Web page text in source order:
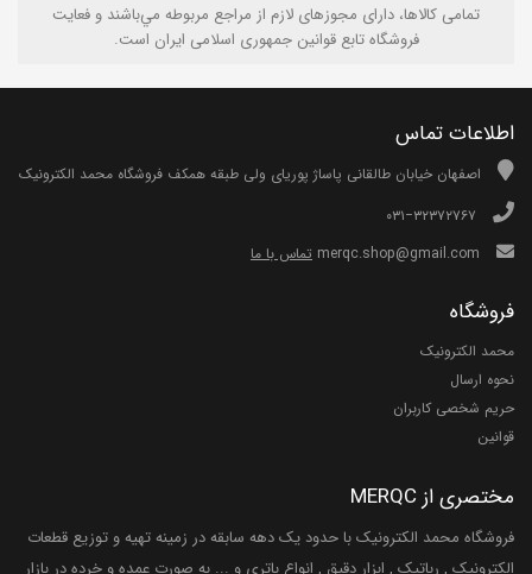
تمامی كالاها، دارای مجوزهای لازم از مراجع مربوطه مي‌باشند و فعایت
فروشگاه تابع قوانين جمهوری اسلامی ايران است.
اطلاعات تماس
اصفهان خیابان طالقانی پاساژ پوریای ولی طبقه همکف فروشگاه محمد الکترونیک
تماس با ما
فروشگاه
محمد الکترونیک
نحوه ارسال
حریم شخصی کاربران
قوانین
مختصری از MERQC
فروشگاه محمد الکترونیک با حدود یک دهه سابقه در زمینه تهیه و توزیع قطعات
الکترونیک , رباتیک , ابزار دقیق , انواع باتری و ... به صورت عمده و خرده در بازار